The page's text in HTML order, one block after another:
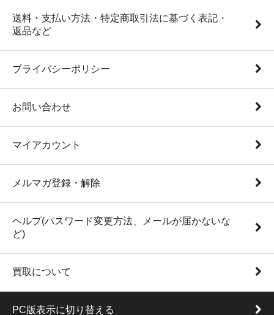
送料・支払い方法・特定商取引法に基づく表記・
返品など
プライバシーポリシー
お問い合わせ
マイアカウント
メルマガ登録・解除
ヘルプ(パスワード変更方法、メールが届かないな
ど)
買取について
PC版表示に切り替える